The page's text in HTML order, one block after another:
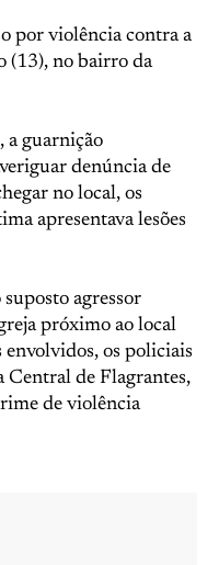
por violência contra a
(13), no bairro da
a guarnição
denúncia de
no local, os
apresentava lesões
agressor
próximo ao local
envolvidos, os policiais
Central de Flagrantes,
de violência